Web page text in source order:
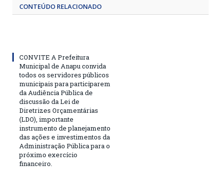
CONTEÚDO RELACIONADO
CONVITE A Prefeitura
Municipal de Anapu convida
todos os servidores públicos
municipais para participarem
da Audiência Pública de
discussão da Lei de
Diretrizes Orçamentárias
(LDO), importante
instrumento de planejamento
das ações e investimentos da
Administração Pública para o
próximo exercício
financeiro.